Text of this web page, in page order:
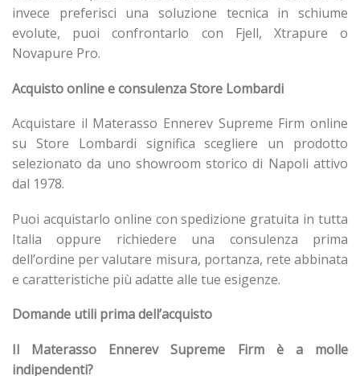
invece preferisci una soluzione tecnica in schiume
evolute, puoi confrontarlo con Fjell, Xtrapure o
Novapure Pro.
Acquisto online e consulenza Store Lombardi
Acquistare il Materasso Ennerev Supreme Firm online
su Store Lombardi significa scegliere un prodotto
selezionato da uno showroom storico di Napoli attivo
dal 1978.
Puoi acquistarlo online con spedizione gratuita in tutta
Italia oppure richiedere una consulenza prima
dell’ordine per valutare misura, portanza, rete abbinata
e caratteristiche più adatte alle tue esigenze.
Domande utili prima dell’acquisto
Il Materasso Ennerev Supreme Firm è a molle
indipendenti?